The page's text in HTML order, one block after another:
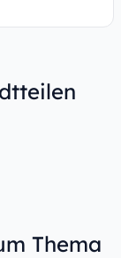
Thema